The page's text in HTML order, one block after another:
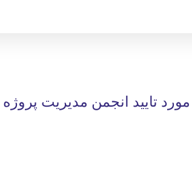
تایید انجمن مدیریت پروژه